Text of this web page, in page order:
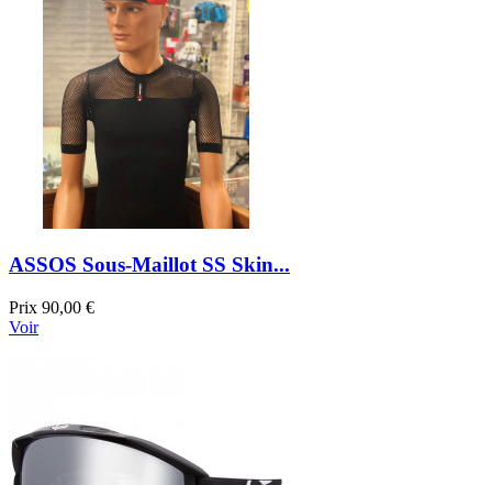
ASSOS Sous-Maillot SS Skin...
Prix 90,00 €
Voir